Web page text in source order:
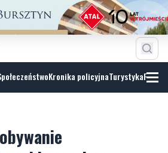
Kronika policyjnaTurystyka